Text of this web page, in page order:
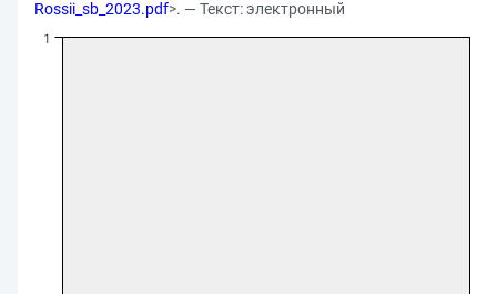
Rossii_sb_2023.pdf>. — Текст: электронный